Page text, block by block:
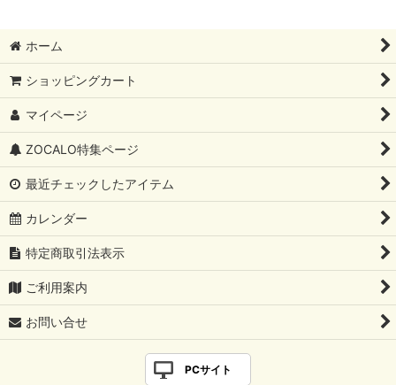
ホーム
ショッピングカート
マイページ
ZOCALO特集ページ
最近チェックしたアイテム
カレンダー
特定商取引法表示
ご利用案内
お問い合せ
PCサイト